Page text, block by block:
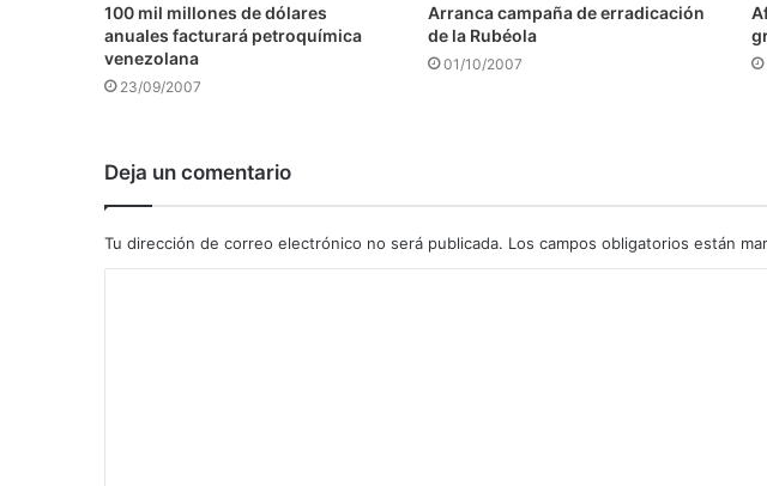
100 mil millones de dólares
anuales facturará petroquímica
venezolana
23/09/2007
Arranca campaña de erradicación
de la Rubéola
01/10/2007
Deja un comentario
Tu dirección de correo electrónico no será publicada. Los campos obligatorios están